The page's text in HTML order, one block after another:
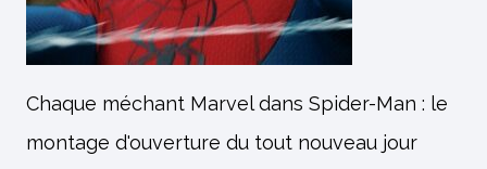
Chaque méchant Marvel dans Spider-Man : le
montage d'ouverture du tout nouveau jour